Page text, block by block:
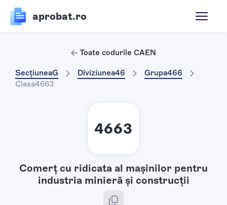
aprobat.ro
Toate codurile CAEN
SecțiuneaG Diviziunea46 Grupa466
Clasa4663
4663
Comerţ cu ridicata al maşinilor pentru
industria minieră şi construcţii